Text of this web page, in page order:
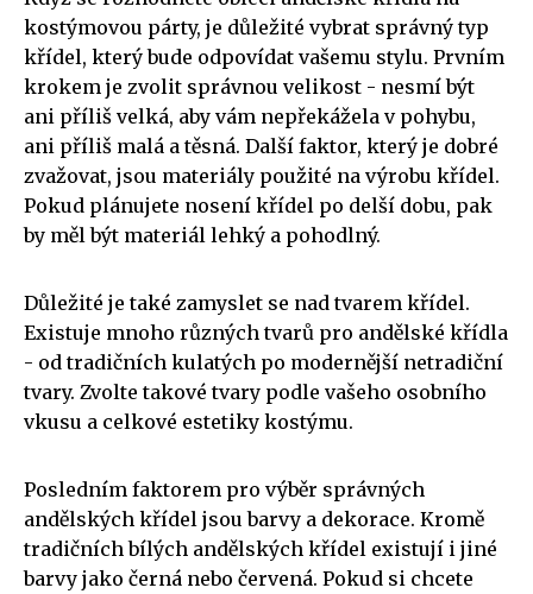
kostýmovou párty, je důležité vybrat správný typ
křídel, který bude odpovídat vašemu stylu. Prvním
krokem je zvolit správnou velikost - nesmí být
ani příliš velká, aby vám nepřekážela v pohybu,
ani příliš malá a těsná. Další faktor, který je dobré
zvažovat, jsou materiály použité na výrobu křídel.
Pokud plánujete nosení křídel po delší dobu, pak
by měl být materiál lehký a pohodlný.
Důležité je také zamyslet se nad tvarem křídel.
Existuje mnoho různých tvarů pro andělské křídla
- od tradičních kulatých po modernější netradiční
tvary. Zvolte takové tvary podle vašeho osobního
vkusu a celkové estetiky kostýmu.
Posledním faktorem pro výběr správných
andělských křídel jsou barvy a dekorace. Kromě
tradičních bílých andělských křídel existují i jiné
barvy jako černá nebo červená. Pokud si chcete